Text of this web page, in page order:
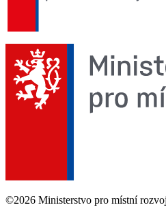
©2026 Ministerstvo pro místní